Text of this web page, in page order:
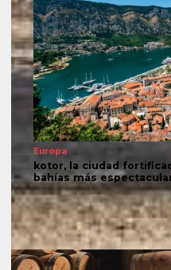
Europa
kotor, la ciudad
bahías más